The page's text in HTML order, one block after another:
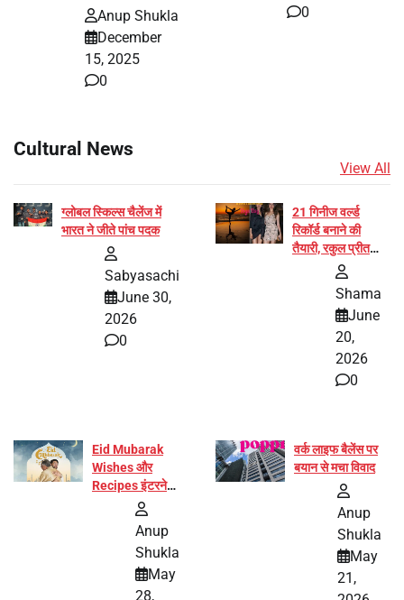
Anup Shukla
December
15, 2025
0
0
Cultural News
View All
ग्लोबल स्किल्स चैलेंज में
भारत ने जीते पांच पदक
Sabyasachi
June 30,
2026
0
21 गिनीज वर्ल्ड
रिकॉर्ड बनाने की
तैयारी, रकुल प्रीत
और प्रज्ञा जायसवाल
Shama
June
20,
2026
0
Eid Mubarak
Wishes और
Recipes इंटरनेट
पर हुईं वायरल
Anup
Shukla
May
28,
वर्क लाइफ बैलेंस पर
बयान से मचा विवाद
Anup
Shukla
May
21,